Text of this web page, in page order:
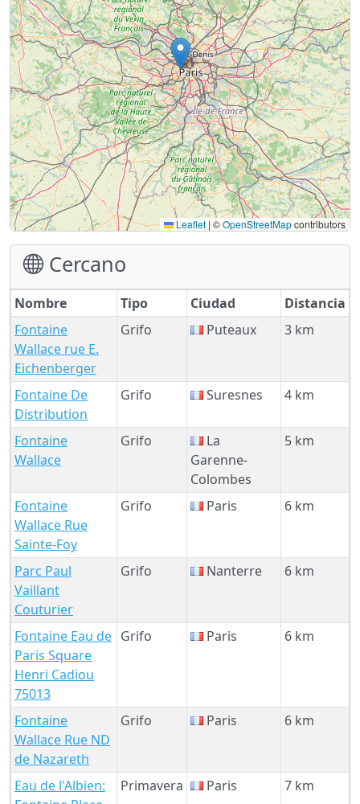
Leaflet | ©OpenStreetMapcontributors
Cercano
Nombre Tipo Ciudad
Distancia
Fontaine
Wallace rue E.
Eichenberger
Grifo Puteaux 3 km
Fontaine De
Distribution
Grifo Suresnes 4 km
Fontaine
Wallace
Grifo
La
Garenne-
Colombes
5 km
Fontaine
Wallace Rue
Sainte-Foy
Grifo Paris 6 km
Parc Paul
Vaillant
Couturier
Grifo Nanterre 6 km
Fontaine Eau de
Paris Square
Henri Cadiou
75013
Grifo Paris 6 km
Fontaine
Wallace Rue ND
de Nazareth
Grifo Paris 6 km
Eau de l'Albien:
Primavera Paris 7 km